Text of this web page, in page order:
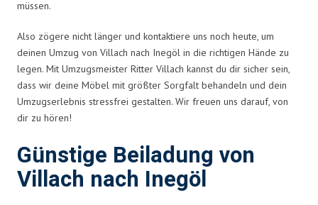
müssen.
Also zögere nicht länger und kontaktiere uns noch heute, um
deinen Umzug von Villach nach Inegöl in die richtigen Hände zu
legen. Mit Umzugsmeister Ritter Villach kannst du dir sicher sein,
dass wir deine Möbel mit größter Sorgfalt behandeln und dein
Umzugserlebnis stressfrei gestalten. Wir freuen uns darauf, von
dir zu hören!
Günstige Beiladung von
Villach nach Inegöl